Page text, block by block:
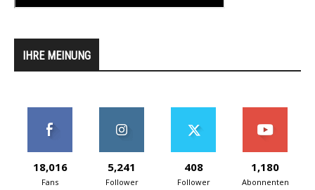
IHRE MEINUNG
18,016
Fans
5,241
Follower
408
Follower
1,180
Abonnenten